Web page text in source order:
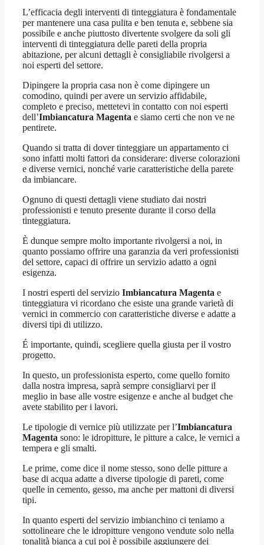
L’efficacia degli interventi di tinteggiatura è fondamentale
per mantenere una casa pulita e ben tenuta e, sebbene sia
possibile e anche piuttosto divertente svolgere da soli gli
interventi di tinteggiatura delle pareti della propria
abitazione, per alcuni dettagli è consigliabile rivolgersi a
noi esperti del settore.
Dipingere la propria casa non è come dipingere un
comodino, quindi per avere un servizio affidabile,
completo e preciso, mettetevi in contatto con noi esperti
dell’Imbiancatura Magenta e siamo certi che non ve ne
pentirete.
Quando si tratta di dover tinteggiare un appartamento ci
sono infatti molti fattori da considerare: diverse colorazioni
e diverse vernici, nonché varie caratteristiche della parete
da imbiancare.
Ognuno di questi dettagli viene studiato dai nostri
professionisti e tenuto presente durante il corso della
tinteggiatura.
È dunque sempre molto importante rivolgersi a noi, in
quanto possiamo offrire una garanzia da veri professionisti
del settore, capaci di offrire un servizio adatto a ogni
esigenza.
I nostri esperti del servizio Imbiancatura Magenta e
tinteggiatura vi ricordano che esiste una grande varietà di
vernici in commercio con caratteristiche diverse e adatte a
diversi tipi di utilizzo.
É importante, quindi, scegliere quella giusta per il vostro
progetto.
In questo, un professionista esperto, come quello fornito
dalla nostra impresa, saprà sempre consigliarvi per il
meglio in base alle vostre esigenze e anche al budget che
avete stabilito per i lavori.
Le tipologie di vernice più utilizzate per l’Imbiancatura
Magenta sono: le idropitture, le pitture a calce, le vernici a
tempera e gli smalti.
Le prime, come dice il nome stesso, sono delle pitture a
base di acqua adatte a diverse tipologie di pareti, come
quelle in cemento, gesso, ma anche per mattoni di diversi
tipi.
In quanto esperti del servizio imbianchino ci teniamo a
sottolineare che le idropitture vengono vendute solo nella
tonalità bianca a cui poi è possibile aggiungere dei